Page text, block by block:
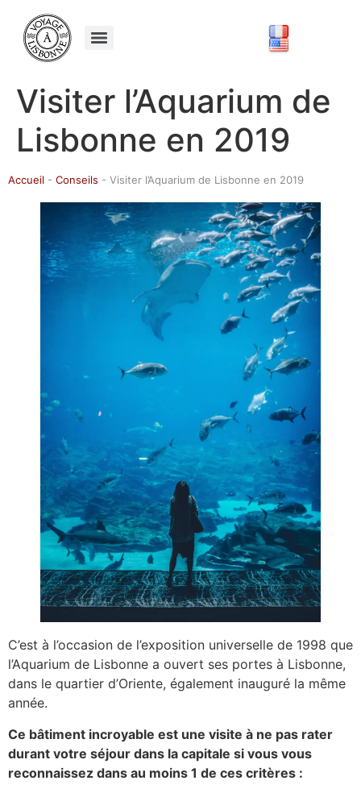
Visiter l’Aquarium de
Lisbonne en 2019
Accueil - Conseils - Visiter l’Aquarium de Lisbonne en 2019
C’est à l’occasion de l’exposition universelle de 1998 que
l’Aquarium de Lisbonne a ouvert ses portes à Lisbonne,
dans le quartier d’Oriente, également inauguré la même
année.
Ce bâtiment incroyable est une visite à ne pas rater
durant votre séjour dans la capitale si vous vous
reconnaissez dans au moins 1 de ces critères :